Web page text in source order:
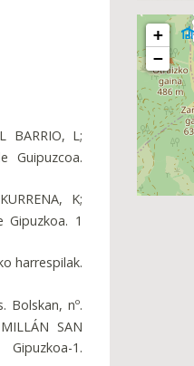
BARRIO, L;
Guipuzcoa.
K;
Gipuzkoa. 1
harrespilak.
Bolskan, nº.
SAN
1.
+
−